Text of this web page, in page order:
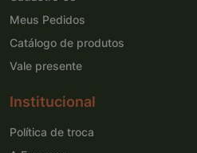
Meus Pedidos
Catálogo de produtos
Vale presente
Institucional
Política de troca